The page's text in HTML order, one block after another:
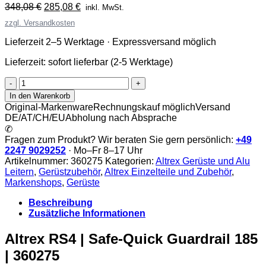
348,08€ Ursprünglicher
war:
348,08 €
285,08 €Aktueller
285,08 €.
inkl. MwSt.
zzgl. Versandkosten
Lieferzeit 2–5 Werktage · Expressversand möglich
Lieferzeit: sofort lieferbar (2-5 Werktage)
Altrex
RS4
|
Safe-
Quick
185
|
360275
Menge
In den Warenkorb
Original-MarkenwareRechnungskauf möglichVersand
DE/AT/CH/EUAbholung nach Absprache
✆
Fragen zum Produkt? Wir beraten Sie gern persönlich: +49
2247 9029252 · Mo–Fr 8–17 Uhr
Artikelnummer: 360275 Kategorien: Altrex Gerüste und Alu
Leitern, Gerüstzubehör, Altrex Einzelteile und Zubehör,
Markenshops, Gerüste
Beschreibung
Zusätzliche Informationen
Altrex RS4 | Safe-Quick Guardrail 185
| 360275